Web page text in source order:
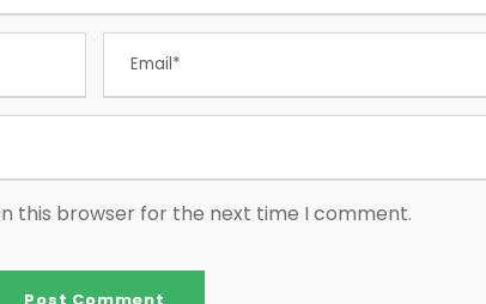
this browser for the next time I comment.